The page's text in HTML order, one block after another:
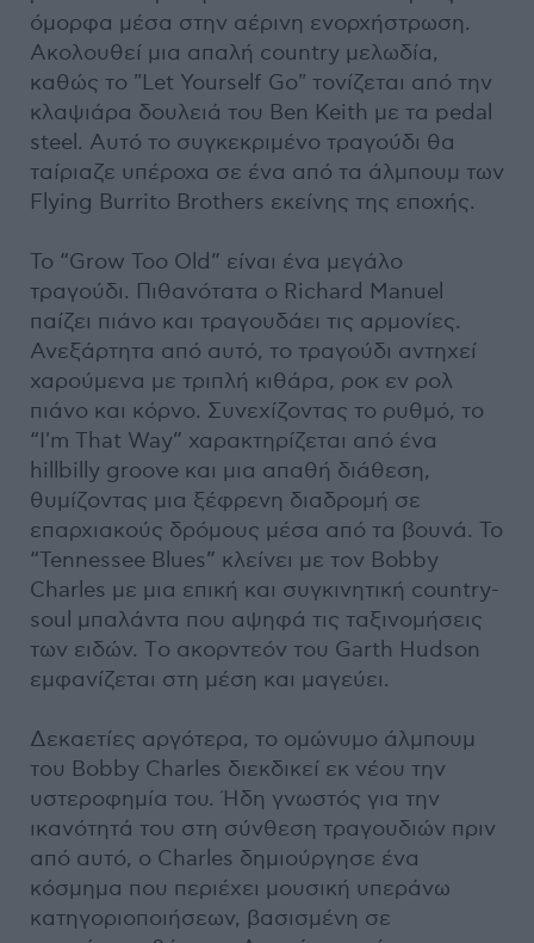
όμορφα μέσα στην αέρινη ενορχήστρωση.
Ακολουθεί μια απαλή country μελωδία,
καθώς το "Let Yourself Go" τονίζεται από την
κλαψιάρα δουλειά του Ben Keith με τα pedal
steel. Αυτό το συγκεκριμένο τραγούδι θα
ταίριαζε υπέροχα σε ένα από τα άλμπουμ των
Flying Burrito Brothers εκείνης της εποχής.
Το “Grow Too Old” είναι ένα μεγάλο
τραγούδι. Πιθανότατα ο Richard Manuel
παίζει πιάνο και τραγουδάει τις αρμονίες.
Ανεξάρτητα από αυτό, το τραγούδι αντηχεί
χαρούμενα με τριπλή κιθάρα, ροκ εν ρολ
πιάνο και κόρνο. Συνεχίζοντας το ρυθμό, το
“I'm That Way” χαρακτηρίζεται από ένα
hillbilly groove και μια απαθή διάθεση,
θυμίζοντας μια ξέφρενη διαδρομή σε
επαρχιακούς δρόμους μέσα από τα βουνά. Το
“Tennessee Blues” κλείνει με τον Bobby
Charles με μια επική και συγκινητική country-
soul μπαλάντα που αψηφά τις ταξινομήσεις
των ειδών. Tο ακορντεόν του Garth Hudson
εμφανίζεται στη μέση και μαγεύει.
Δεκαετίες αργότερα, το ομώνυμο άλμπουμ
του Bobby Charles διεκδικεί εκ νέου την
υστεροφημία του. Ήδη γνωστός για την
ικανότητά του στη σύνθεση τραγουδιών πριν
από αυτό, ο Charles δημιούργησε ένα
κόσμημα που περιέχει μουσική υπεράνω
κατηγοριοποιήσεων, βασισμένη σε